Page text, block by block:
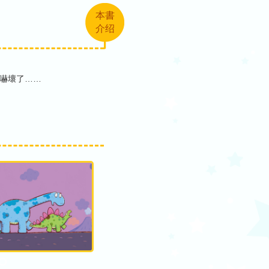
本書
介绍
壞了……